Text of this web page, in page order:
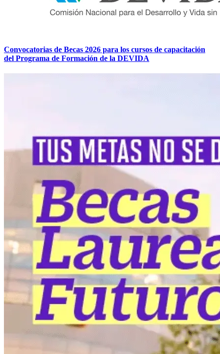
Convocatorias de Becas 2026 para los cursos de capacitación
del Programa de Formación de la DEVIDA